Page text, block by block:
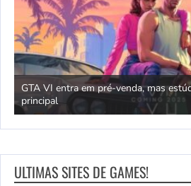
GTA VI entra em pré-venda, mas
principal
ULTIMAS SITES DE GAMES!